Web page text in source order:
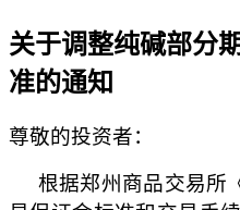
关于调整纯碱部分
准的通知
尊敬的投资者：
根据郑州商品交易所